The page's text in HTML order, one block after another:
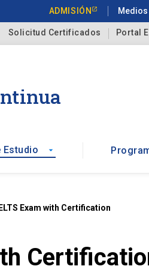
ADMISIÓN Medios
Solicitud Certificados Portal
Estudio arrow_drop_down
Exam with Certification